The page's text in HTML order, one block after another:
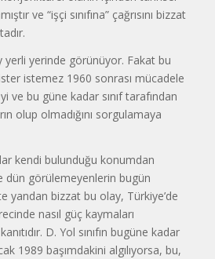
ve “işçi sınıfına” çağrısını bizzat
yerli yerinde görünüyor. Fakat bu
istemez 1960 sonrası mücadele
ve bu güne kadar sınıf tarafından
olup olmadığını sorgulamaya
kendi bulunduğu konumdan
dün görülemeyenlerin bugün
yandan bizzat bu olay, Türkiye’de
nasıl güç kaymaları
D. Yol sınıfın bugüne kadar
1989 başımdakini algılıyorsa, bu,